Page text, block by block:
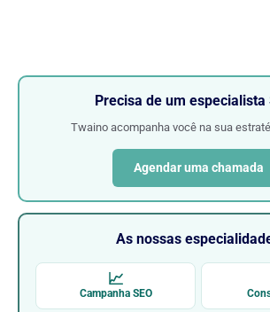
Precisa de um especialista
Twaino acompanha você na sua
Agendar uma chamada
As nossas
📈
Campanha SEO